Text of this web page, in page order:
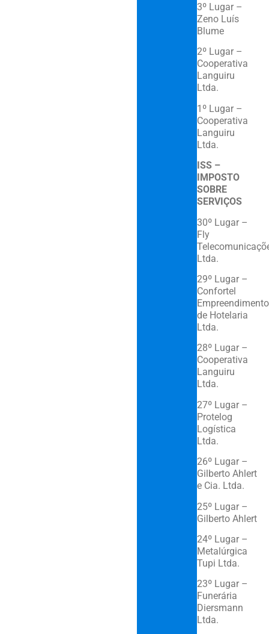
3º Lugar –
Zeno Luís
Blume
2º Lugar –
Cooperativa
Languiru
1º Lugar –
Cooperativa
Languiru
Ltda.
ISS –
IMPOSTO
SOBRE
SERVIÇOS
30º Lugar –
Fly
Ltda.
29º Lugar –
Confortel
de Hotelaria
Ltda.
28º Lugar –
Cooperativa
Languiru
Ltda.
27º Lugar –
Protelog
Logística
Ltda.
26º Lugar –
Gilberto Ahlert
e Cia. Ltda.
25º Lugar –
Gilberto Ahlert
24º Lugar –
Metalúrgica
Tupi Ltda.
23º Lugar –
Funerária
Diersmann
Ltda.